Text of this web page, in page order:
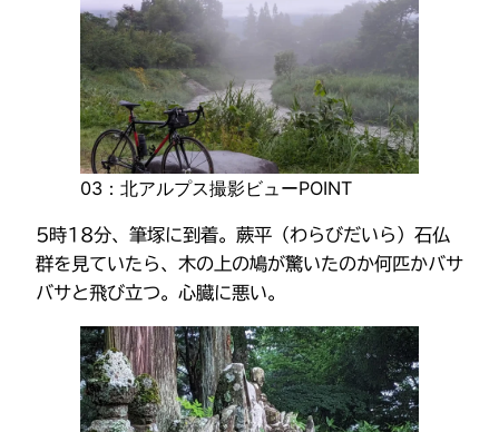
03：北アルプス撮影ビューPOINT
5時18分、筆塚に到着。蕨平（わらびだいら）石仏
群を見ていたら、木の上の鳩が驚いたのか何匹かバサ
バサと飛び立つ。心臓に悪い。